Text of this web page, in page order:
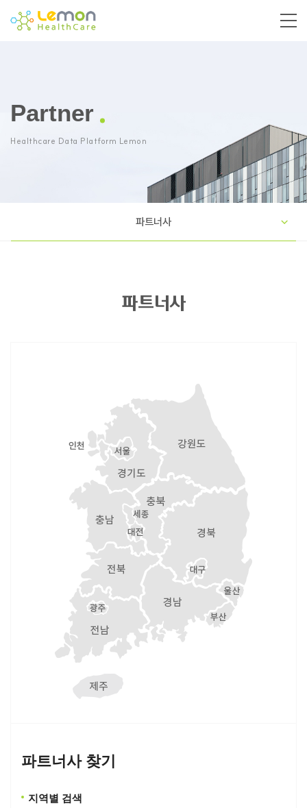
Partner
Healthcare Data Platform Lemon
파트너사
파트너사
파트너사 찾기
지역별 검색